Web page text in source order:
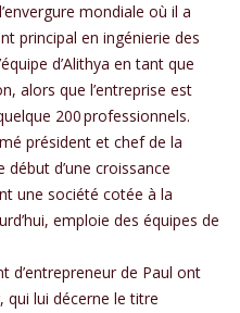
mondiale où il a
principal en ingénierie des
d’Alithya en tant que
alors que l’entreprise est
200 professionnels.
président et chef de la
d’une croissance
une société cotée à la
emploie des équipes de
d’entrepreneur de Paul ont
qui lui décerne le titre